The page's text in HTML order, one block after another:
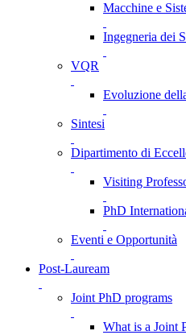
Macchine e
Ingegneria dei
VQR
Evoluzione
Sintesi
Dipartimento di
Visiting
PhD
Eventi e Opportunità
Post-Lauream
Joint PhD programs
What is a Joint